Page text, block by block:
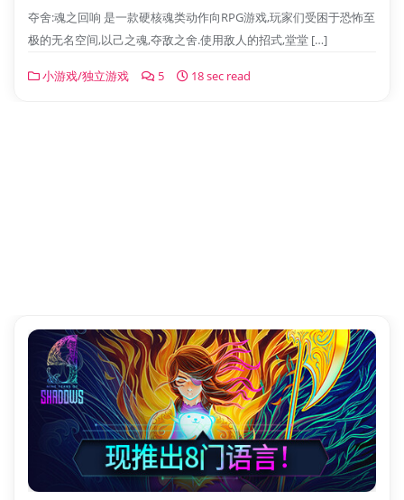
夺舍:魂之回响 是一款硬核魂类动作向RPG游戏,玩家们受困于恐怖至
极的无名空间,以己之魂,夺敌之舍.使用敌人的招式,堂堂 […]
小游戏/独立游戏 5 18 sec read